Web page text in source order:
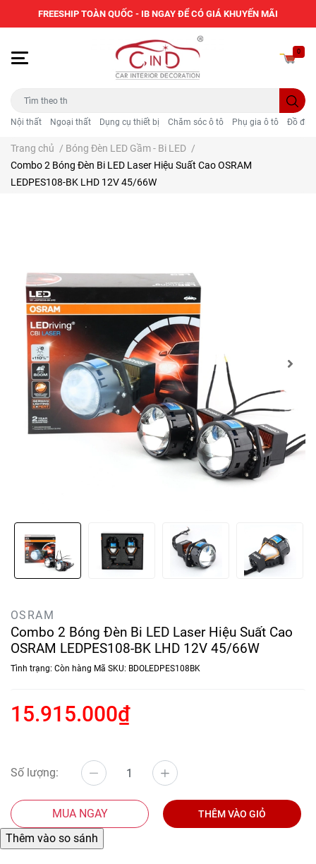
Nội thất Ngoại thất Dụng cụ thiết bị Chăm sóc ô tô Phụ gia ô tô Đồ
0
Trang chủ / Bóng Đèn LED Gầm - Bi LED /
Combo 2 Bóng Đèn Bi LED Laser Hiệu Suất Cao OSRAM
LEDPES108-BK LHD 12V 45/66W
OSRAM
Combo 2 Bóng Đèn Bi LED Laser Hiệu Suất Cao
OSRAM LEDPES108-BK LHD 12V 45/66W
Tình trạng: Còn hàng Mã SKU: BDOLEDPES108BK
15.915.000₫
Số lượng:
MUA NGAY THÊM VÀO GIỎ
FREESHIP TOÀN QUỐC - IB NGAY ĐỂ CÓ GIÁ KHUYẾN MÃI